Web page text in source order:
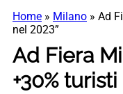
Home » Milano » Ad
nel 2023”
Ad Fiera
+30%